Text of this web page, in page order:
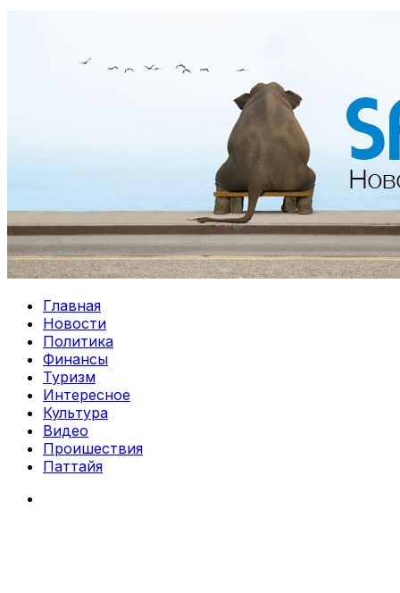
Главная
Новости
Политика
Финансы
Туризм
Интересное
Культура
Видео
Проишествия
Паттайя